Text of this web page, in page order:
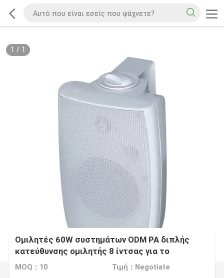
1 / 1
Ομιλητές 60W συστημάτων ODM PA διπλής
κατεύθυνσης ομιλητής 8 ίντσας για το
ξενοδοχείο γραφείων
MOQ：10 Τιμή：Negotiate